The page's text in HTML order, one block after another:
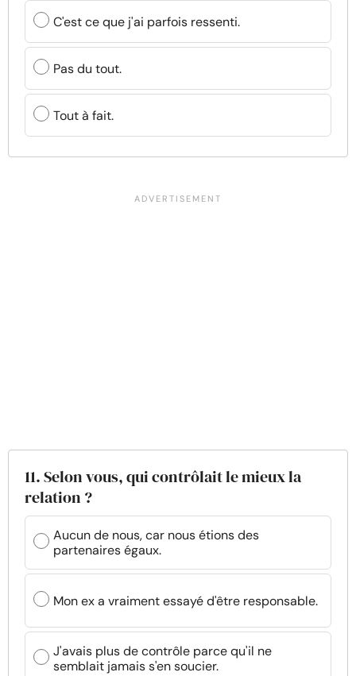
C'est ce que j'ai parfois ressenti.
Pas du tout.
Tout à fait.
11. Selon vous, qui contrôlait le mieux la
relation ?
Aucun de nous, car nous étions des
partenaires égaux.
Mon ex a vraiment essayé d'être responsable.
J'avais plus de contrôle parce qu'il ne
semblait jamais s'en soucier.